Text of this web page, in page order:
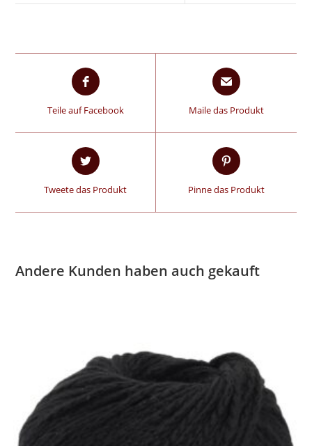
Teile auf Facebook Maile das Produkt
Tweete das Produkt Pinne das Produkt
Andere Kunden haben auch gekauft